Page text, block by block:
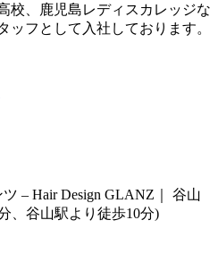
校、鹿児島レディスカレッジな
ッフとして入社しております。
– Hair Design GLANZ｜ 谷山
、谷山駅より徒歩10分)